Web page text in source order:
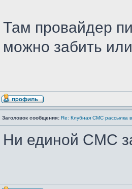
Там провайдер
можно забить
Заголовок сообщения: Re: Клубная СМС рассылка
Ни единой СМС